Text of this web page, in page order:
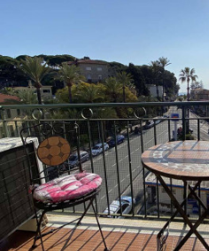
DE
RU
Chi
siamo
I
nostri
cercare
Provincia
Comune